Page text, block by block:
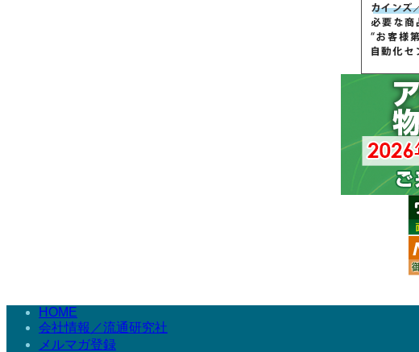
HOME
会社情報／流通研究社
メルマガ登録